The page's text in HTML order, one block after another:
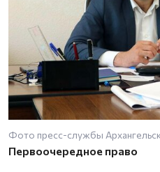
Фото пресс-службы
Первоочередное право